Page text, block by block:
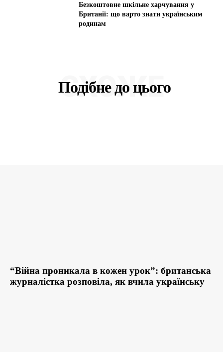
Безкоштовне шкільне харчування у
Британії: що варто знати українським
родинам
Подібне до цього
СХОЖЕ
“Війна проникала в кожен урок”: британська
журналістка розповіла, як вчила українську